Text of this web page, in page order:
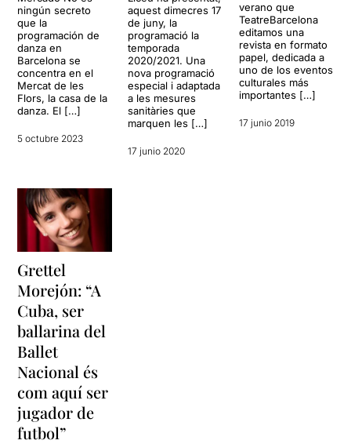
ningún secreto
que la
programación de
danza en
Barcelona se
concentra en el
Mercat de les
Flors, la casa de la
danza. El […]
5 octubre 2023
aquest dimecres 17
de juny, la
programació la
temporada
2020/2021. Una
nova programació
especial i adaptada
a les mesures
sanitàries que
marquen les […]
17 junio 2020
verano que
TeatreBarcelona
editamos una
revista en formato
papel, dedicada a
uno de los eventos
culturales más
importantes […]
17 junio 2019
Grettel
Morejón: “A
Cuba, ser
ballarina del
Ballet
Nacional és
com aquí ser
jugador de
futbol”